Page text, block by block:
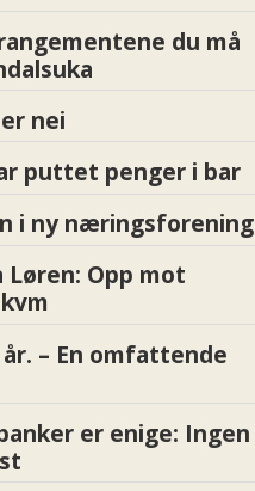
du må
nei
puttet penger i bar
i ny næringsforening
Løren: Opp mot
– En omfattende
er enige: Ingen